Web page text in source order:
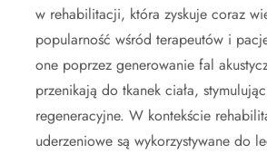
w rehabilitacji, która zyskuje coraz
popularność wśród terapeutów i
one poprzez generowanie fal
przenikają do tkanek ciała,
regeneracyjne. W kontekście
uderzeniowe są wykorzystywane do